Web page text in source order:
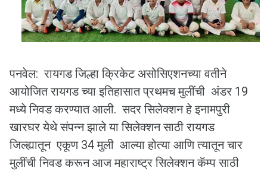
पनवेल: रायगड जिल्हा क्रिकेट असोसिएशनच्या वतीने
आयोजित रायगड च्या इतिहासात प्रथमच मुलींची अंडर 19
मध्ये निवड करण्यात आली. सदर सिलेक्शन हे इनामपुरी
खारघर येथे संपन्न झाले या सिलेक्शन साठी रायगड
जिल्ह्यातून एकूण 34 मुली आल्या होत्या आणि त्यातून चार
मुलींची निवड करून आज महाराष्ट्र सिलेक्शन कॅम्प साठी